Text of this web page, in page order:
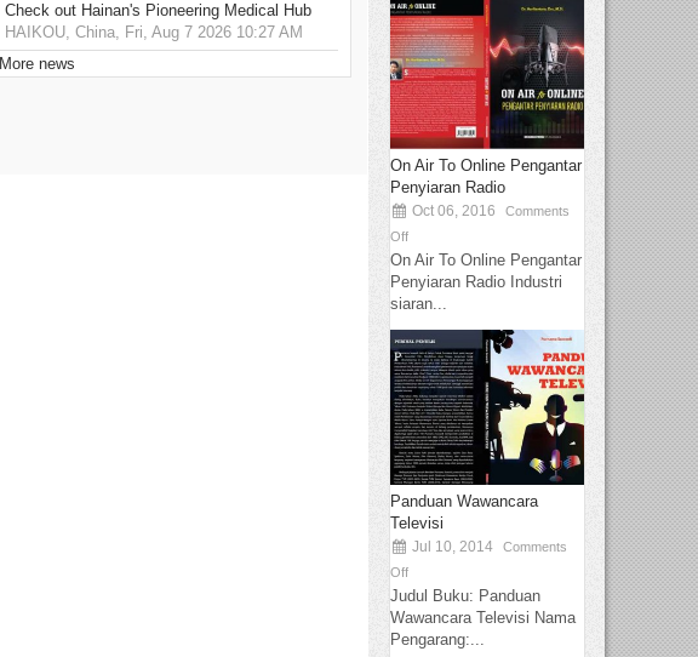
Check out Hainan's Pioneering Medical Hub
HAIKOU, China, Fri, Aug 7 2026 10:27 AM
More news
On Air To Online Pengantar
Penyiaran Radio
Oct 06, 2016
Comments
Off
On Air To Online Pengantar
Penyiaran Radio Industri
siaran...
Panduan Wawancara
Televisi
Jul 10, 2014
Comments
Off
Judul Buku: Panduan
Wawancara Televisi Nama
Pengarang:...